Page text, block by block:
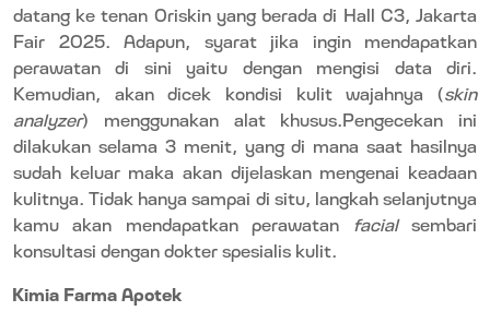
datang ke tenan Oriskin yang berada di Hall C3, Jakarta
Fair 2025. Adapun, syarat jika ingin mendapatkan
perawatan di sini yaitu dengan mengisi data diri.
Kemudian, akan dicek kondisi kulit wajahnya (skin
analyzer) menggunakan alat khusus.Pengecekan ini
dilakukan selama 3 menit, yang di mana saat hasilnya
sudah keluar maka akan dijelaskan mengenai keadaan
kulitnya. Tidak hanya sampai di situ, langkah selanjutnya
kamu akan mendapatkan perawatan
facialsembari
konsultasi dengan dokter spesialis kulit.
Kimia Farma Apotek